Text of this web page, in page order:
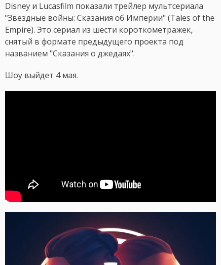
Disney и Lucasfilm показали трейлер мультсериала
"Звездные войны: Сказания об Империи" (Tales of the
Empire). Это сериал из шести короткометражек,
снятый в формате предыдущего проекта под
названием "Сказания о джедаях".
Шоу выйдет 4 мая.